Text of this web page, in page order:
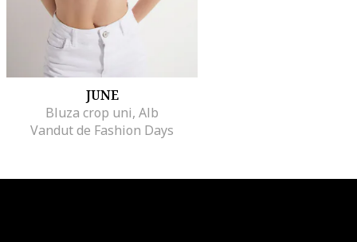
JUNE
Bluza crop uni, Alb
Vandut de Fashion Days